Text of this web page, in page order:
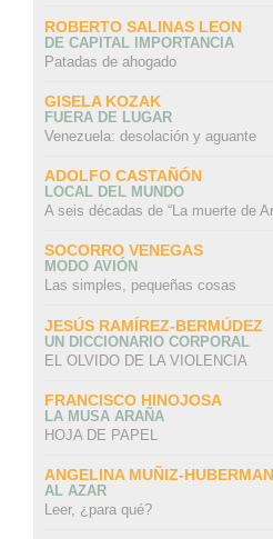
ROBERTO SALINAS LEON
DE CAPITAL IMPORTANCIA
Patadas de ahogado
GISELA KOZAK
FUERA DE LUGAR
Venezuela: desolación y aguante
ADOLFO CASTAÑÓN
LOCAL DEL MUNDO
A seis décadas de “La muerte de
SOCORRO VENEGAS
MODO AVIÓN
Las simples, pequeñas cosas
JESÚS RAMÍREZ-BERMÚDEZ
UN DICCIONARIO CORPORAL
EL OLVIDO DE LA VIOLENCIA
FRANCISCO HINOJOSA
LA MUSA ARAÑA
HOJA DE PAPEL
ANGELINA MUÑIZ-HUBERMAN
AL AZAR
Leer, ¿para qué?